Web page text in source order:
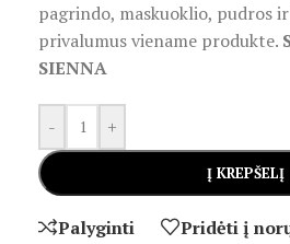
pagrindo, maskuoklio, pudros ir
privalumus viename produkte.
SIENNA
- +
Į KREPŠELĮ
Palyginti Pridėti į